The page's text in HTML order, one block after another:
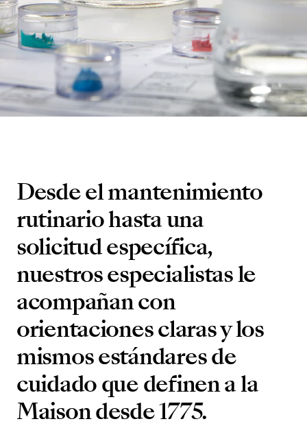
Desde el mantenimiento
rutinario hasta una
solicitud específica,
nuestros especialistas le
acompañan con
orientaciones claras y los
mismos estándares de
cuidado que definen a la
Maison desde 1775.